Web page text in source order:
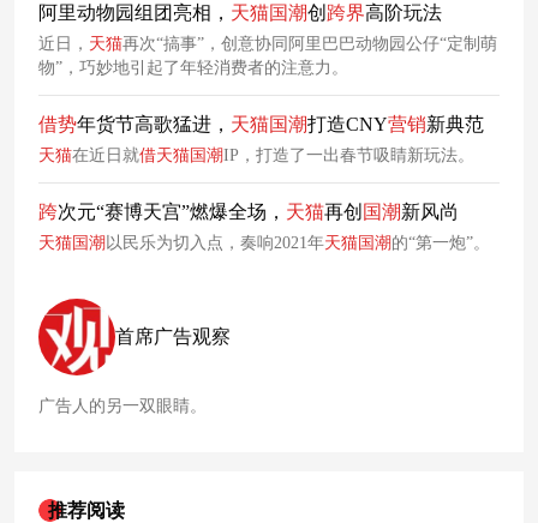
阿里动物园组团亮相， 天猫国潮创 跨界高阶玩法
近日， 天猫再次“搞事”，创意协同阿里巴巴动物园公仔“定制萌
物”，巧妙地引起了年轻消费者的注意力。
借势年货节高歌猛进， 天猫国潮打造CNY营销新典范
天猫在近日就借天猫 国 潮IP，打造了一出春节吸睛新玩法。
跨次元“赛博天宫”燃爆全场， 天猫再创 国潮新风尚
天猫 国 潮 以民乐为切入点，奏响2021年天猫 国 潮的“第一炮”。
首席广告观察
广告人的另一双眼睛。
推荐阅读